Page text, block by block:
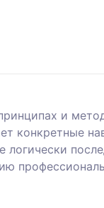
и
конкретные